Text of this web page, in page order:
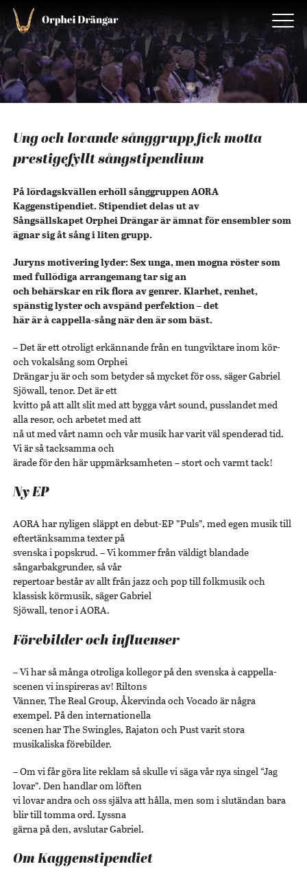
Ung och lovande sånggrupp fick motta
prestigefyllt sångstipendium
På lördagskvällen erhöll sånggruppen AORA
Kaggenstipendiet. Stipendiet delas ut av
Sångsällskapet Orphei Drängar är ämnat för ensembler som
ägnar sig åt sång i liten grupp.
Juryns motivering lyder: Sex unga, men mogna röster som
med fullödiga arrangemang tar sig an
och behärskar en rik flora av genrer. Klarhet, renhet,
spänstig lyster och avspänd perfektion – det
här är à cappella-sång när den är som bäst.
– Det är ett otroligt erkännande från en tungviktare inom kör-
och vokalsång som Orphei
Drängar ju är och som betyder så mycket för oss, säger Gabriel
Sjöwall, tenor. Det är ett
kvitto på att allt slit med att bygga vårt sound, pusslandet med
alla resor, och arbetet med att
nå ut med vårt namn och vår musik har varit väl spenderad tid.
Vi är så tacksamma och
ärade för den här uppmärksamheten – stort och varmt tack!
Ny EP
AORA har nyligen släppt en debut-EP ”Puls”, med egen musik till
eftertänksamma texter på
svenska i popskrud. – Vi kommer från väldigt blandade
sångarbakgrunder, så vår
repertoar består av allt från jazz och pop till folkmusik och
klassisk körmusik, säger Gabriel
Sjöwall, tenor i AORA.
Förebilder och influenser
– Vi har så många otroliga kollegor på den svenska à cappella-
scenen vi inspireras av! Riltons
Vänner, The Real Group, Åkervinda och Vocado är några
exempel. På den internationella
scenen har The Swingles, Rajaton och Pust varit stora
musikaliska förebilder.
– Om vi får göra lite reklam så skulle vi säga vår nya singel “Jag
lovar”. Den handlar om löften
vi lovar andra och oss själva att hålla, men som i slutändan bara
blir till tomma ord. Lyssna
gärna på den, avslutar Gabriel.
Om Kaggenstipendiet